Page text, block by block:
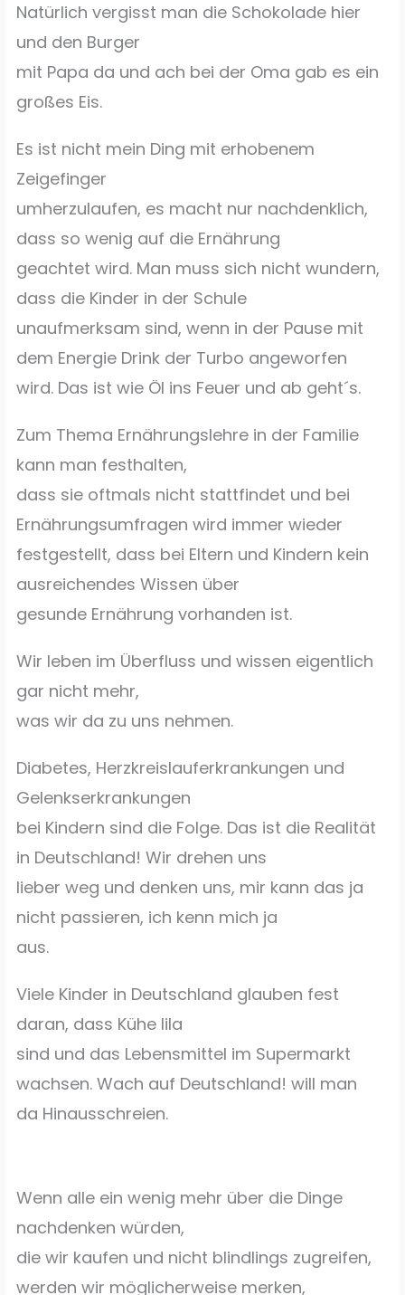
Natürlich vergisst man die Schokolade hier
und den Burger
mit Papa da und ach bei der Oma gab es ein
großes Eis.
Es ist nicht mein Ding mit erhobenem
Zeigefinger
umherzulaufen, es macht nur nachdenklich,
dass so wenig auf die Ernährung
geachtet wird. Man muss sich nicht wundern,
dass die Kinder in der Schule
unaufmerksam sind, wenn in der Pause mit
dem Energie Drink der Turbo angeworfen
wird. Das ist wie Öl ins Feuer und ab geht´s.
Zum Thema Ernährungslehre in der Familie
kann man festhalten,
dass sie oftmals nicht stattfindet und bei
Ernährungsumfragen wird immer wieder
festgestellt, dass bei Eltern und Kindern kein
ausreichendes Wissen über
gesunde Ernährung vorhanden ist.
Wir leben im Überfluss und wissen eigentlich
gar nicht mehr,
was wir da zu uns nehmen.
Diabetes, Herzkreislauferkrankungen und
Gelenkserkrankungen
bei Kindern sind die Folge. Das ist die Realität
in Deutschland! Wir drehen uns
lieber weg und denken uns, mir kann das ja
nicht passieren, ich kenn mich ja
aus.
Viele Kinder in Deutschland glauben fest
daran, dass Kühe lila
sind und das Lebensmittel im Supermarkt
wachsen. Wach auf Deutschland! will man
da Hinausschreien.
Wenn alle ein wenig mehr über die Dinge
nachdenken würden,
die wir kaufen und nicht blindlings zugreifen,
werden wir möglicherweise merken,